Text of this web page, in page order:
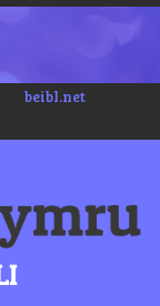
beibl.net